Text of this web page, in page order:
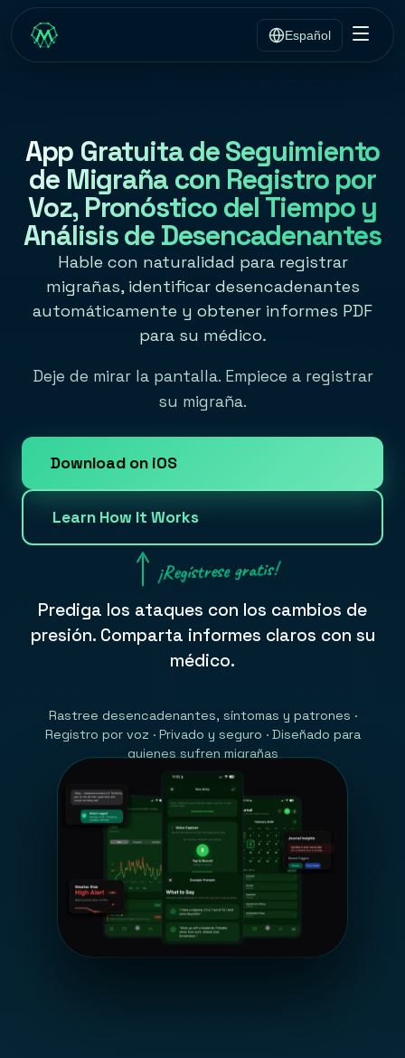
Español
App Gratuita de Seguimiento
de Migraña con Registro por
Voz, Pronóstico del Tiempo y
Análisis de Desencadenantes
Hable con naturalidad para registrar
migrañas, identificar desencadenantes
automáticamente y obtener informes PDF
para su médico.
Deje de mirar la pantalla. Empiece a registrar
su migraña.
Download on iOS
Learn How It Works
¡Regístrese gratis!
Prediga los ataques con los cambios de
presión. Comparta informes claros con su
médico.
Rastree desencadenantes, síntomas y patrones ·
Registro por voz · Privado y seguro · Diseñado para
quienes sufren migrañas